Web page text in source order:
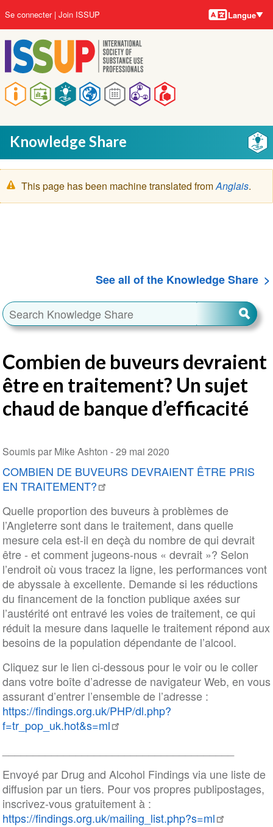
au
contenu
principal
Main
navigation
User
account
menu
Se connecter Join ISSUP Langues
Langue
Knowledge Share
Message
d'avertissement
This page has been machine translated fromAnglais.
See all of the Knowledge Share
Combien de buveurs devraient
être en traitement? Un sujet
chaud de banque d’efficacité
Soumis par Mike Ashton -29 mai 2020
COMBIEN DE BUVEURS DEVRAIENT ÊTRE PRIS
EN TRAITEMENT?
Quelle proportion des buveurs à problèmes de
l’Angleterre sont dans le traitement, dans quelle
mesure cela est-il en deçà du nombre de qui devrait
être - et comment jugeons-nous « devrait »? Selon
l’endroit où vous tracez la ligne, les performances vont
de abyssale à excellente. Demande si les réductions
du financement de la fonction publique axées sur
l’austérité ont entravé les voies de traitement, ce qui
réduit la mesure dans laquelle le traitement répond aux
besoins de la population dépendante de l’alcool.
Cliquez sur le lien ci-dessous pour le voir ou le coller
dans votre boîte d’adresse de navigateur Web, en vous
assurant d’entrer l’ensemble de l’adresse :
https://findings.org.uk/PHP/dl.php?
f=tr_pop_uk.hot&s=ml
Envoyé par Drug and Alcohol Findings via une liste de
diffusion par un tiers. Pour vos propres publipostages,
inscrivez-vous gratuitement à :
https://findings.org.uk/mailing_list.php?s=ml